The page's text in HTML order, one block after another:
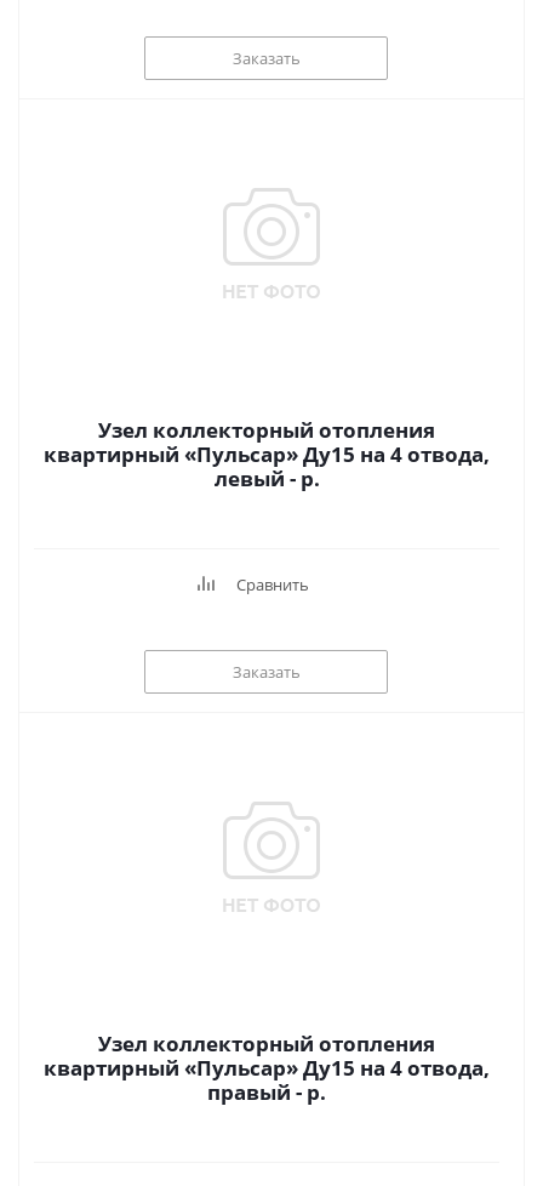
Заказать
Узел коллекторный отопления
квартирный «Пульсар» Ду15 на 4 отвода,
левый - р.
Сравнить
Заказать
Узел коллекторный отопления
квартирный «Пульсар» Ду15 на 4 отвода,
правый - р.